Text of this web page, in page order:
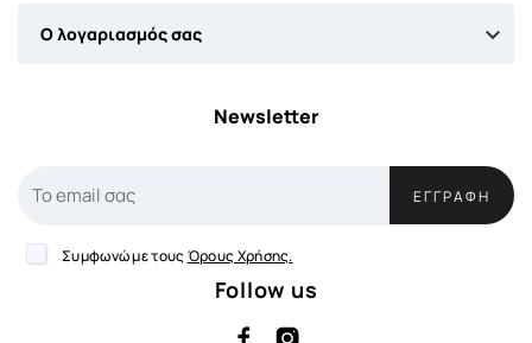
Ο λογαριασμός σας 
Newsletter
ΕΓΓΡΑΦΉ
Συμφωνώ με τους Όρους Χρήσης.
Follow us